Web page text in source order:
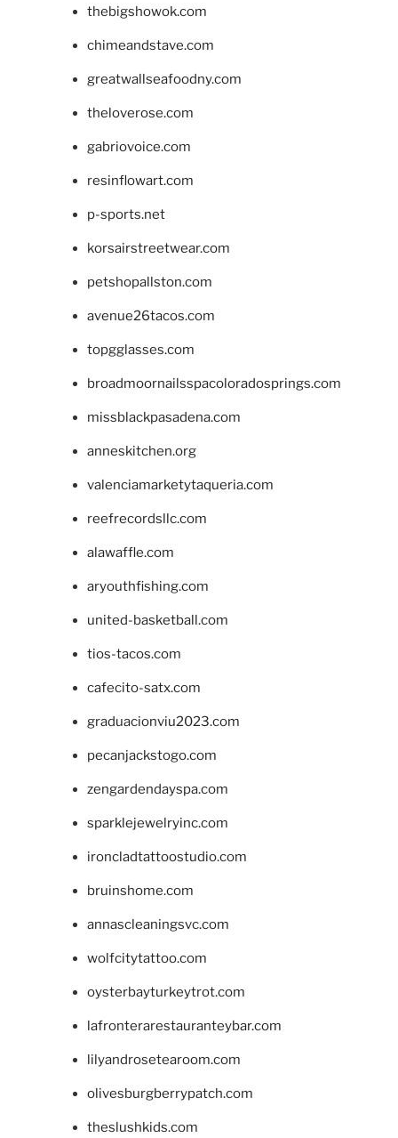
thebigshowok.com
chimeandstave.com
greatwallseafoodny.com
theloverose.com
gabriovoice.com
resinflowart.com
p-sports.net
korsairstreetwear.com
petshopallston.com
avenue26tacos.com
topgglasses.com
broadmoornailsspacoloradosprings.com
missblackpasadena.com
anneskitchen.org
valenciamarketytaqueria.com
reefrecordsllc.com
alawaffle.com
aryouthfishing.com
united-basketball.com
tios-tacos.com
cafecito-satx.com
graduacionviu2023.com
pecanjackstogo.com
zengardendayspa.com
sparklejewelryinc.com
ironcladtattoostudio.com
bruinshome.com
annascleaningsvc.com
wolfcitytattoo.com
oysterbayturkeytrot.com
lafronterarestauranteybar.com
lilyandrosetearoom.com
olivesburgberrypatch.com
theslushkids.com